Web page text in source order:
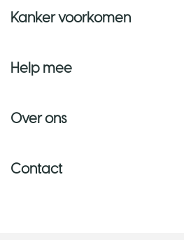
Kanker voorkomen
Help mee
Over ons
Contact